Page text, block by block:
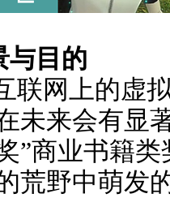
与目的
联网上的虚
未来会有显
”商业书籍
荒野中萌发